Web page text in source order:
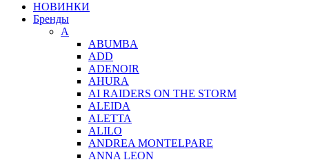
НОВИНКИ
Бренды
A
ABUMBA
ADD
ADENOIR
AHURA
AI RAIDERS ON THE STORM
ALEIDA
ALETTA
ALILO
ANDREA MONTELPARE
ANNA LEON